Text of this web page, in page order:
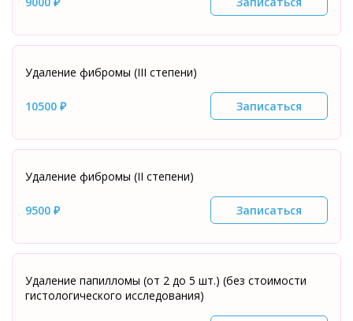
Удаление фибромы (III степени)
10500 ₽ Записаться
Удаление фибромы (II степени)
9500 ₽ Записаться
Удаление папилломы (от 2 до 5 шт.) (без стоимости
гистологического исследования)